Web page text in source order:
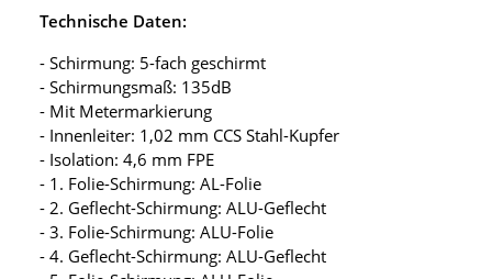
Technische Daten:
- Schirmung: 5-fach geschirmt
- Schirmungsmaß: 135dB
- Mit Metermarkierung
- Innenleiter: 1,02 mm CCS Stahl-Kupfer
- Isolation: 4,6 mm FPE
- 1. Folie-Schirmung: AL-Folie
- 2. Geflecht-Schirmung: ALU-Geflecht
- 3. Folie-Schirmung: ALU-Folie
- 4. Geflecht-Schirmung: ALU-Geflecht